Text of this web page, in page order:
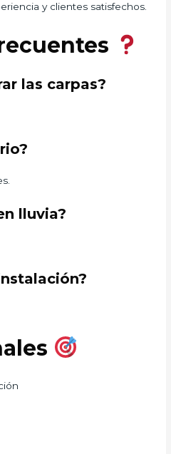
y clientes satisfechos.
las carpas?
lluvia?